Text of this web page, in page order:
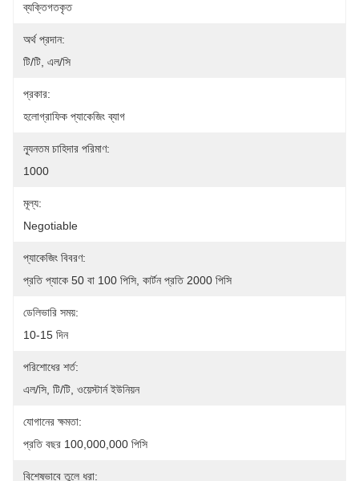
ব্যক্তিগতকৃত
অর্থ প্রদান:
টি/টি, এল/সি
প্রকার:
হলোগ্রাফিক প্যাকেজিং ব্যাগ
ন্যূনতম চাহিদার পরিমাণ:
1000
মূল্য:
Negotiable
প্যাকেজিং বিবরণ:
প্রতি প্যাকে 50 বা 100 পিসি, কার্টন প্রতি 2000 পিসি
ডেলিভারি সময়:
10-15 দিন
পরিশোধের শর্ত:
এল/সি, টি/টি, ওয়েস্টার্ন ইউনিয়ন
যোগানের ক্ষমতা:
প্রতি বছর 100,000,000 পিসি
বিশেষভাবে তুলে ধরা: